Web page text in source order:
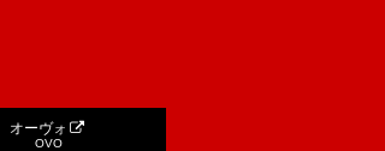
オーヴォ
OVO